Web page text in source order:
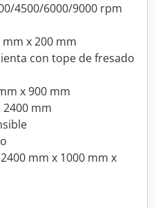
4500/6000/9000 rpm
x 200 mm
con tope de fresado
x 900 mm
mm
mm x 1000 mm x